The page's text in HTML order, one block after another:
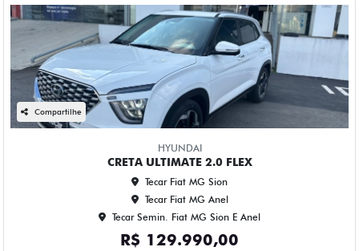
Compartilhe
HYUNDAI
CRETA ULTIMATE 2.0 FLEX
Tecar Fiat MG Sion
Tecar Fiat MG Anel
Tecar Semin. Fiat MG Sion E Anel
R$ 129.990,00